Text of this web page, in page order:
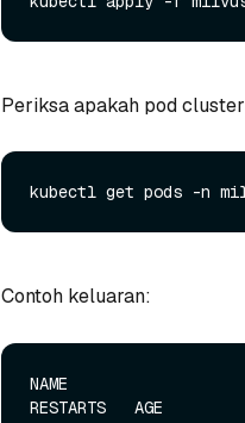
Periksa apakah pod
Contoh keluaran:
NAME
RESTARTS   AGE